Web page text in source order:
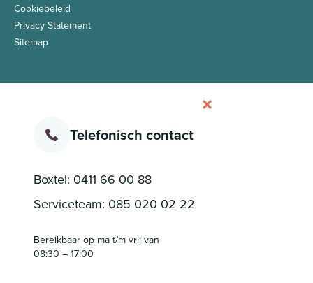
Cookiebeleid
Privacy Statement
Sitemap
Telefonisch contact
Boxtel: 0411 66 00 88
Serviceteam: 085 020 02 22
Bereikbaar op ma t/m vrij van
08:30 – 17:00